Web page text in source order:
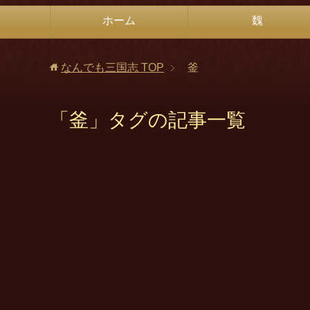
ホーム 魏
なんでも三国志 TOP 釜
「釜」タグの記事一覧